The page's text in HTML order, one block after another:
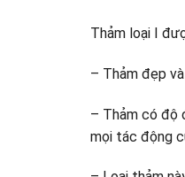
Thảm loại I
– Thảm đẹp
– Thảm có độ
mọi tác động